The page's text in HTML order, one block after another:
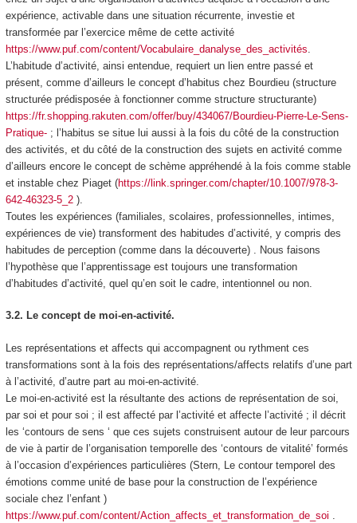
expérience, activable dans une situation récurrente, investie et
transformée par l’exercice même de cette activité
https://www.puf.com/content/Vocabulaire_danalyse_des_activités
L’habitude d’activité, ainsi entendue, requiert un lien entre passé et
présent, comme d’ailleurs le concept d’habitus chez Bourdieu (structure
structurée prédisposée à fonctionner comme structure structurante)
https://fr.shopping.rakuten.com/offer/buy/434067/Bourdieu-Pierre-Le-Sens-
Pratique-; l’habitus se situe lui aussi à la fois du côté de la construction
des activités, et du côté de la construction des sujets en activité comme
d’ailleurs encore le concept de schème appréhendé à la fois comme stable
et instable chez Piaget (https://link.springer.com/chapter/10.1007/978-3-
642-46323-5_2).
Toutes les expériences (familiales, scolaires, professionnelles, intimes,
expériences de vie) transforment des habitudes d’activité, y compris des
habitudes de perception (comme dans la découverte) . Nous faisons
l’hypothèse que l’apprentissage est toujours une transformation
d’habitudes d’activité, quel qu’en soit le cadre, intentionnel ou non.
3.2. Le concept de moi-en-activité.
Les représentations et affects qui accompagnent ou rythment ces
transformations sont à la fois des représentations/affects relatifs d’une part
à l’activité, d’autre part au moi-en-activité.
Le moi-en-activitéest la résultante des actions de représentation de soi,
par soi et pour soi ; il est affecté par l’activité et affecte l’activité ; il décrit
les ‘contours de sens ‘ que ces sujets construisent autour de leur parcours
de vie à partir de l’organisation temporelle des ‘contours de vitalité’ formés
à l’occasion d’expériences particulières (Stern, Le contour temporel des
émotions comme unité de base pour la construction de l’expérience
sociale chez l’enfant )
https://www.puf.com/content/Action_affects_et_transformation_de_soi